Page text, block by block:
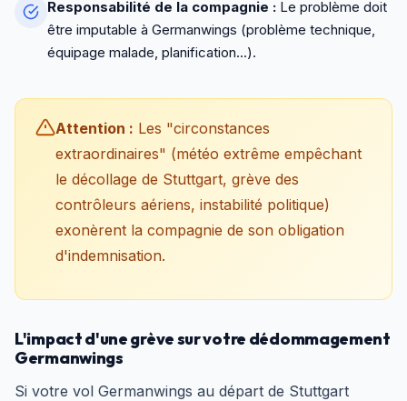
Responsabilité de la compagnie : Le problème doit
être imputable à Germanwings (problème technique,
équipage malade, planification...).
Attention : Les "circonstances
extraordinaires" (météo extrême empêchant
le décollage de Stuttgart, grève des
contrôleurs aériens, instabilité politique)
exonèrent la compagnie de son obligation
d'indemnisation.
L'impact d'une grève sur votre dédommagement
Germanwings
Si votre vol Germanwings au départ de Stuttgart